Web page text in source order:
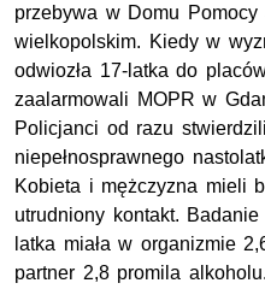
przebywa w Domu
wielkopolskim. Kiedy w
odwiozła 17-latka do
zaalarmowali MOPR w
Policjanci od razu
niepełnosprawnego
Kobieta i mężczyzna mieli
utrudniony kontakt.
latka miała w organizmie
partner 2,8 promila